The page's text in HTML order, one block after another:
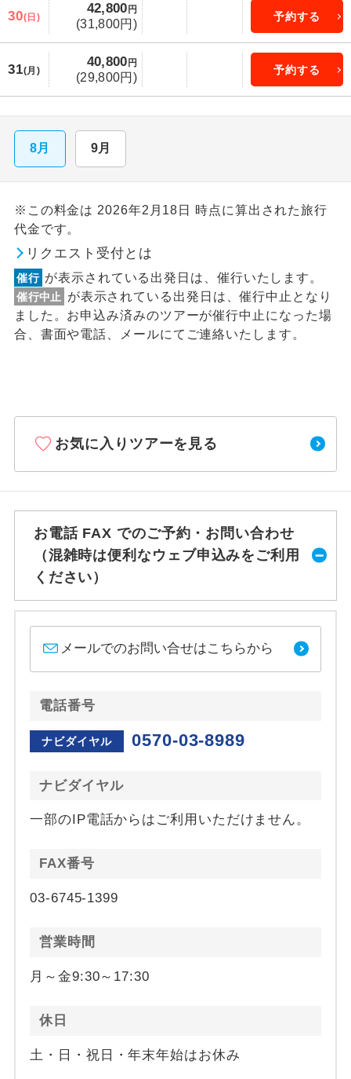
30(日)
42,800 円
(31,800円)
予約する
31(月)
40,800 円
(29,800円)
予約する
8月 9月
※この料金は 2026年2月18日 時点に算出された旅行
代金です。
リクエスト受付とは
催行 が表示されている出発日は、催行いたします。
催行中止
が表示されている出発日は、催行中止となり
ました。お申込み済みのツアーが催行中止になった場
合、書面や電話、メールにてご連絡いたします。
お気に入りツアーを見る
お電話 FAX でのご予約・お問い合わせ
（混雑時は便利なウェブ申込みをご利用
ください）
メールでのお問い合せはこちらから
電話番号
ナビダイヤル 0570-03-8989
ナビダイヤル
一部のIP電話からはご利用いただけません。
FAX番号
03-6745-1399
営業時間
月～金9:30～17:30
休日
土・日・祝日・年末年始はお休み